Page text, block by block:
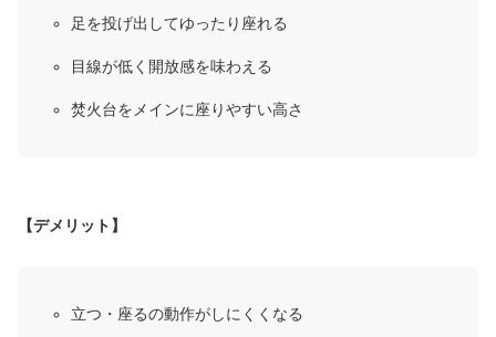
足を投げ出してゆったり座れる
目線が低く開放感を味わえる
焚火台をメインに座りやすい高さ
【デメリット】
立つ・座るの動作がしにくくなる